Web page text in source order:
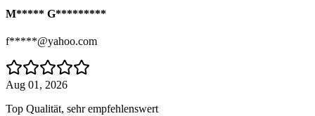
M***** G*********
f*****@yahoo.com
Aug 01, 2026
Top Qualität, sehr empfehlenswert